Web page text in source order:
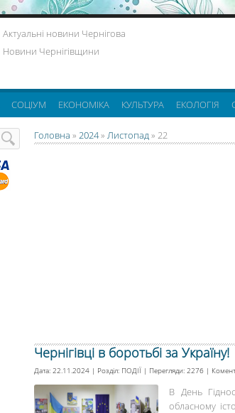
Актуальні новини Чернігова
Новини Чернігівщини
СОЦІУМ ЕКОНОМІКА КУЛЬТУРА ЕКОЛОГІЯ
Головна » 2024» Листопад» 22
Чернігівці в боротьбі за Україну!
Дата: 22.11.2024 | Розділ: ПОДІЇ | Перегляди: 2276 |
В День
обласному